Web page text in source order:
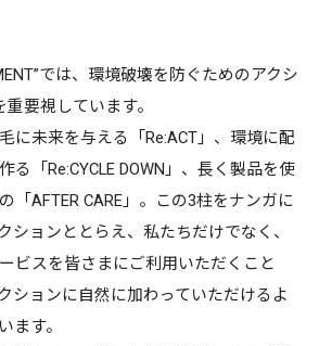
では、環境破壊を防ぐためのアクシ
要視しています。
に未来を与える「Re:ACT」、環境に配
る「Re:CYCLE DOWN」、長く製品を使
「AFTER CARE」。この3柱をナンガに
ションととらえ、私たちだけでなく、
ビスを皆さまにご利用いただくこと
ションに自然に加わっていただけるよ
ます。